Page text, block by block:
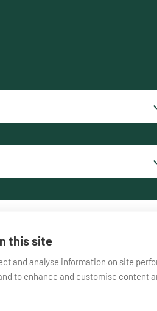
this site
and analyse information on site
to enhance and customise content